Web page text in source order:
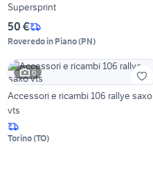
Supersprint
50 €
Roveredo in Piano(PN)
6
Accessori e ricambi 106 rallye saxo
vts
Torino(TO)